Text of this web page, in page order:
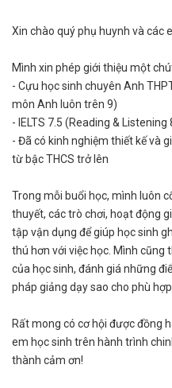
Xin chào quý phụ huynh và các
Mình xin phép giới thiệu một
- Cựu học sinh chuyên Anh
môn Anh luôn trên 9)
- IELTS 7.5 (Reading &
- Đã có kinh nghiệm thiết kế và
từ bậc THCS trở lên
Trong mỗi buổi học, mình luôn
thuyết, các trò chơi, hoạt động
tập vận dụng để giúp học sinh
thú hơn với việc học. Mình
của học sinh, đánh giá những
pháp giảng dạy sao cho phù
Rất mong có cơ hội được đồng
em học sinh trên hành trình
thành cảm ơn!